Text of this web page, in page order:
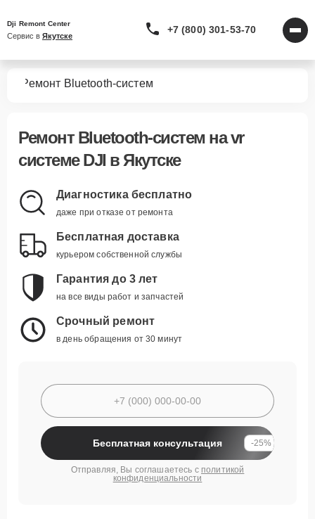
Dji Remont Center
Сервис в Якутске
+7 (800) 301-53-70
Ремонт Bluetooth-систем
Ремонт Bluetooth-систем на vr
системе DJI в Якутске
Диагностика бесплатно
даже при отказе от ремонта
Бесплатная доставка
курьером собственной службы
Гарантия до 3 лет
на все виды работ и запчастей
Срочный ремонт
в день обращения от 30 минут
Бесплатная консультация -25%
Отправляя, Вы соглашаетесь с политикой
конфиденциальности